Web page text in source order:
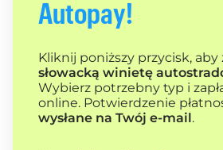
Autopay!
Kliknij poniższy przycisk,
słowacką winietę
Wybierz potrzebny typ i
online. Potwierdzenie
wysłane na Twój e-mail.